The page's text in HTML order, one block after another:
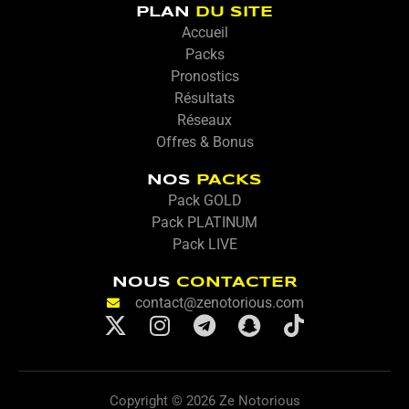
PLAN DU SITE
Accueil
Packs
Pronostics
Résultats
Réseaux
Offres & Bonus
NOS PACKS
Pack GOLD
Pack PLATINUM
Pack LIVE
NOUS CONTACTER
contact@zenotorious.com
X
t
w
I
s
t
T
l
e
S
a
p
T
k
t
Copyright © 2026 Ze Notorious